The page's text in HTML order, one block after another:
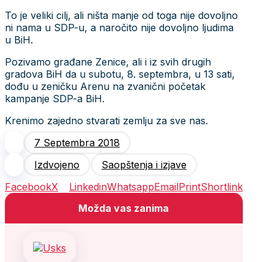
To je veliki cilj, ali ništa manje od toga nije dovoljno
ni nama u SDP-u, a naročito nije dovoljno ljudima
u BiH.
Pozivamo građane Zenice, ali i iz svih drugih
gradova BiH da u subotu, 8. septembra, u 13 sati,
dođu u zeničku Arenu na zvanični početak
kampanje SDP-a BiH.
Krenimo zajedno stvarati zemlju za sve nas.
7 Septembra 2018
Izdvojeno
Saopštenja i izjave
FacebookX LinkedinWhatsappEmailPrintShortlink
Možda vas zanima